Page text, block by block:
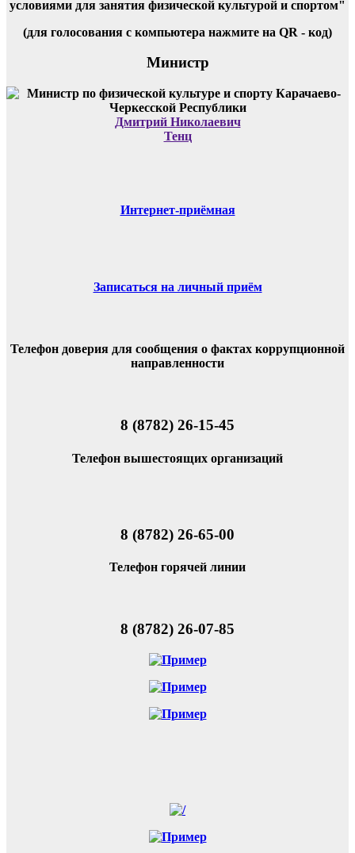
условиями для занятия физической культурой и спортом"
(для голосования с компьютера нажмите на QR - код)
Министр
Дмитрий Николаевич
Тенц
Интернет-приёмная
Записаться на личный приём
Телефон доверия для сообщения о фактах коррупционной
направленности
8 (8782) 26-15-45
Телефон вышестоящих организаций
8 (8782) 26-65-00
Телефон горячей линии
8 (8782) 26-07-85